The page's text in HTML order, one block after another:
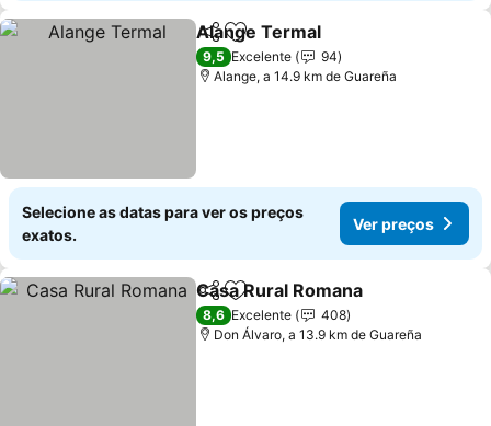
PartilharAdicionar aos favoritos
Alange Termal
9,5 Excelente
94
Alange, a 14.9 km de Guareña
Selecione as datas para ver os preços
exatos.
Ver preços
PartilharAdicionar aos favoritos
Casa Rural Romana
8,6 Excelente
408
Don Álvaro, a 13.9 km de Guareña